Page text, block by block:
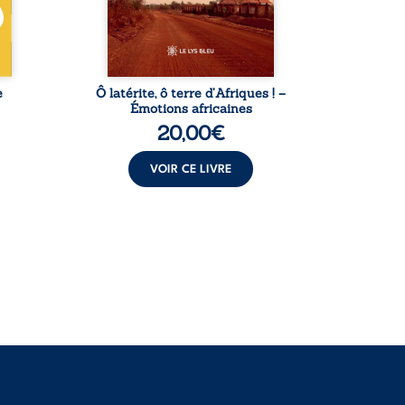
Dicko, le Vieux Biokou –
l’auteur partage des
instantanés ...
Ô latérite, ô terre d’Afriques ! –
Émotions africaines
20,00€
VOIR CE LIVRE